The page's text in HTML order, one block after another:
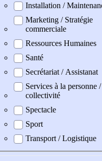
Installation /
Marketing / Stratégie
commerciale
Ressources Humaines
Santé
Secrétariat / Assistanat
Services à la personne
collectivité
Spectacle
Sport
Transport / Logistique